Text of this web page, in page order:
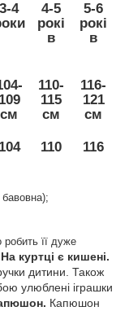
3-4
4-5
рокі
в
5-6
рокі
в
109
см
110-
115
см
116-
121
см
104 110 116
її дуже
На куртці є кишені.
дитини. Також
улюблені іграшки
Капюшон